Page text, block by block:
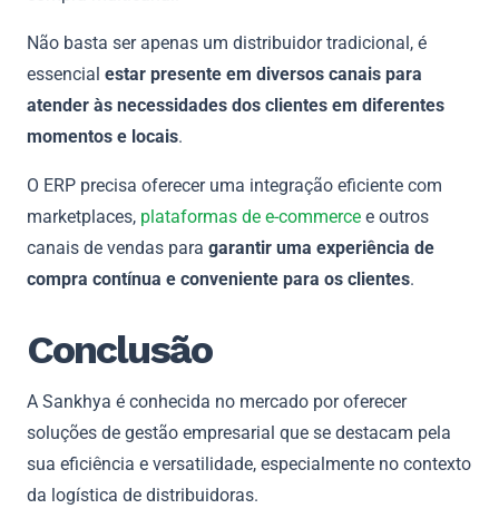
Não basta ser apenas um distribuidor tradicional, é
essencial estar presente em diversos canais para
atender às necessidades dos clientes em diferentes
momentos e locais.
O ERP precisa oferecer uma integração eficiente com
marketplaces, plataformas de e-commerce e outros
canais de vendas para garantir uma experiência de
compra contínua e conveniente para os clientes.
Conclusão
A Sankhya é conhecida no mercado por oferecer
soluções de gestão empresarial que se destacam pela
sua eficiência e versatilidade, especialmente no contexto
da logística de distribuidoras.